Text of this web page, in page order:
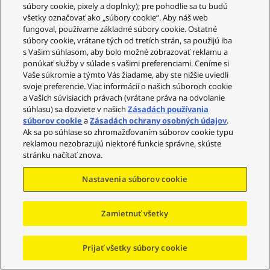
Rozsah nastaveni
a výšky ramena
0 – 6mm
Rozsah nastaveni
a tlaku ihly
0 – 4g (priame čítanie)
Hmotnosť hlavy Približne 7,6g
Rozsah hmotností
použiteľných kazi
5,6 – 12,0 g
14,3 – 20,7 g (vrátane hlavy)
10,0 – 16,4 g
18,7 – 25,1 g (vrátane hlavy)
14,3 – 19,8 g
súbory cookie, pixely a doplnky); pre pohodlie sa tu budú
všetky označovať ako „súbory cookie“. Aby náš web
fungoval, používame základné súbory cookie. Ostatné
súbory cookie, vrátane tých od tretích strán, sa použijú iba
s Vašim súhlasom, aby bolo možné zobrazovať reklamu a
ponúkať služby v súlade s vašimi preferenciami. Ceníme si
Vaše súkromie a týmto Vás žiadame, aby ste nižšie uviedli
svoje preferencie. Viac informácií o našich súboroch cookie
a Vašich súvisiacich právach (vrátane práva na odvolanie
súhlasu) sa dozviete v našichZásadách používania
súborov cookieaZásadách ochrany osobných údajov.
Ak sa po súhlase so zhromažďovaním súborov cookie typu
reklamou nezobrazujú niektoré funkcie správne, skúste
stránku načítať znova.
Nastavenia súborov cookie
Zamietnuť všetky
Prijať všetky súbory cookie